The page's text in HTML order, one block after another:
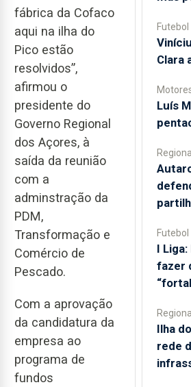
fábrica da Cofaco
aqui na ilha do
Pico estão
resolvidos”,
afirmou o
presidente do
Governo Regional
dos Açores, à
saída da reunião
com a
adminstração da
PDM,
Transformação e
Comércio de
Pescado.
Com a aprovação
da candidatura da
empresa ao
programa de
fundos
Futebol
Clara
Luís
Regional
Futebol
I
fazer
Regional
Ilha
rede